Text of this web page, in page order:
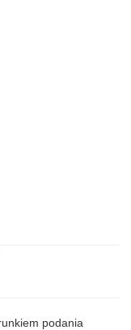
podania